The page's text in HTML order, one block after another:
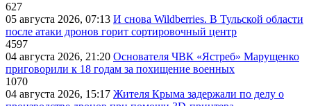
627
05 августа 2026, 07:13 И снова Wildberries. В Тульской области
после атаки дронов горит сортировочный центр
4597
04 августа 2026, 21:20 Основателя ЧВК «Ястреб» Марущенко
приговорили к 18 годам за похищение военных
1070
04 августа 2026, 15:17 Жителя Крыма задержали по делу о